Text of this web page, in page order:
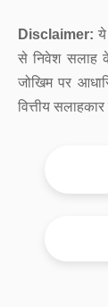
Disclaimer: ये
से निवेश सलाह के
जोखिम पर
वित्तीय